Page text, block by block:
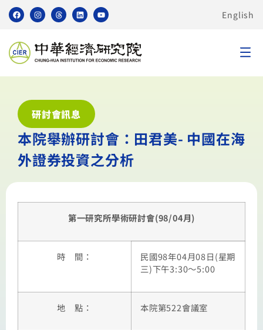
English
研討會訊息
本院舉辦研討會：田君美- 中國在海
外證券投資之分析
第一研究所學術研討會(98/04月)
時 間：
民國98年04月08日(星期
三)下午3:30～5:00
地 點： 本院第522會議室